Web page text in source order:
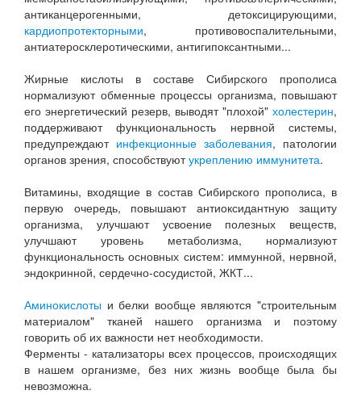
антиканцерогенными, детоксицирующими,
кардиопротекторными, противовоспалительными,
антиатеросклеротическими, антигипоксантными...
Жирные кислоты в составе Сибирского прополиса
нормализуют обменные процессы организма, повышают
его энергетический резерв, выводят "плохой" холестерин,
поддерживают функциональность нервной системы,
предупреждают инфекционные заболевания, патологии
органов зрения, способствуютукреплению иммунитета.
Витамины, входящие в состав Сибирского прополиса, в
первую очередь, повышают антиоксидантную защиту
организма, улучшают усвоение полезных веществ,
улучшают уровень метаболизма, нормализуют
функциональность основных систем: иммунной, нервной,
эндокринной, сердечно-сосудистой, ЖКТ...
Аминокислоты и белки вообще являются "строительным
материалом" тканей нашего организма и поэтому
говорить об их важности нет необходимости.
Ферменты - катализаторы всех процессов, происходящих
в нашем организме, без них жизнь вообще была бы
невозможна.